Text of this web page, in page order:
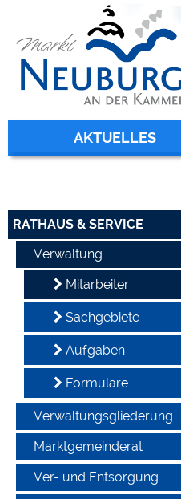
zur Navigation oder
AKTUELLES
RATHAUS & SERVICE
Verwaltung
Mitarbeiter
Sachgebiete
Aufgaben
Formulare
Verwaltungsgliederung
Marktgemeinderat
Ver- und Entsorgung